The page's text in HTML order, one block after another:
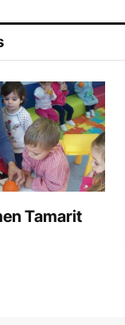
Tamarit